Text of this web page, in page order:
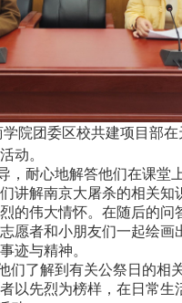
院团委区校共建项目部
动。
耐心地解答他们在课堂
讲解南京大屠杀的相关知
的伟大情怀。在随后的
愿者和小朋友们一起绘
迹与精神。
们了解到有关公祭日的相
以先烈为榜样，在日常生